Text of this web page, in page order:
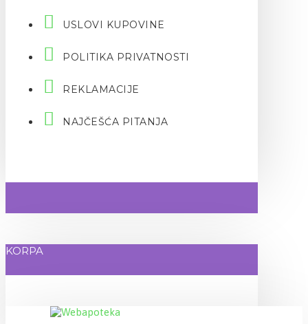
USLOVI KUPOVINE
POLITIKA PRIVATNOSTI
REKLAMACIJE
NAJČEŠĆA PITANJA
KORPA